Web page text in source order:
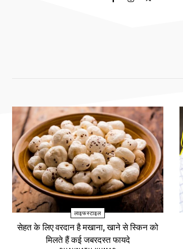
लाइफस्टाइल
सेहत के लिए वरदान है मखाना, खाने से स्किन को
मिलते हैं कई जबरदस्त फायदे